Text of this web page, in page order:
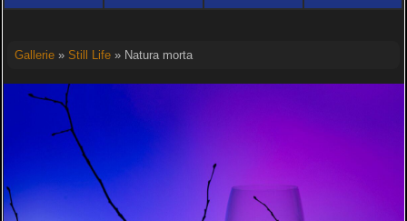
Gallerie» Still Life» Natura morta